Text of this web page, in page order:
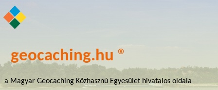
geocaching.hu ®
a Magyar Geocaching Közhasznú Egyesület hivatalos oldala